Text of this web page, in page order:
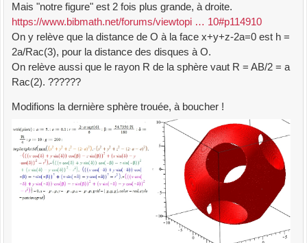
Mais "notre figure" est 2 fois plus grande, à droite.
https://www.bibmath.net/forums/viewtopi … 10#p114910
On y relève que la distance de O à la face x+y+z-2a=0 est h =
2a/Rac(3), pour la distance des disques à O.
On relève aussi que le rayon R de la sphère vaut R = AB/2 = a
Rac(2). ??????
Modifions la dernière sphère trouée, à boucher !